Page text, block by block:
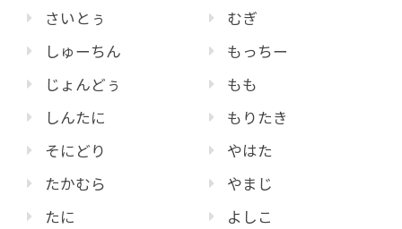
さいとぅ
しゅーちん
じょんどぅ
しんたに
そにどり
たかむら
たに
むぎ
もっちー
もも
もりたき
やはた
やまじ
よしこ